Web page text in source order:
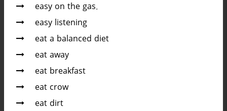
easy on the gas.
easy listening
eat a balanced diet
eat away
eat breakfast
eat crow
eat dirt